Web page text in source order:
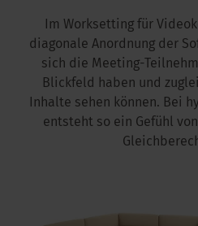
Im Worksetting für
diagonale Anordnung der
sich die Meeting-
Blickfeld haben und
Inhalte sehen können. Bei
entsteht so ein Gefühl